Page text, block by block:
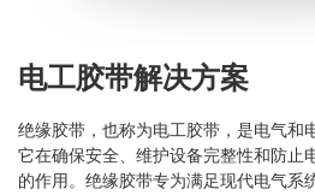
电工胶带解决方案
绝缘胶带，也称为电工胶带，是电气和
它在确保安全、维护设备完整性和防止
的作用。绝缘胶带专为满足现代电气系